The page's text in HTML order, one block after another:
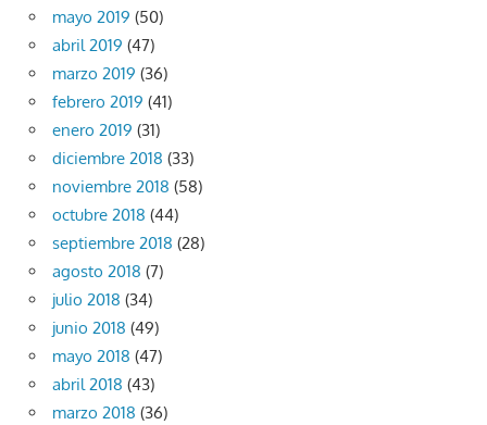
mayo 2019 (50)
abril 2019 (47)
marzo 2019 (36)
febrero 2019 (41)
enero 2019 (31)
diciembre 2018 (33)
noviembre 2018 (58)
octubre 2018 (44)
septiembre 2018 (28)
agosto 2018 (7)
julio 2018 (34)
junio 2018 (49)
mayo 2018 (47)
abril 2018 (43)
marzo 2018 (36)